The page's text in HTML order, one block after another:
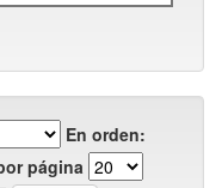
En orden:
página